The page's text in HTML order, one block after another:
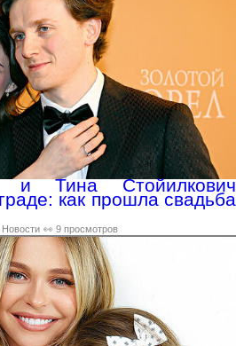
и Тина Стойилкович
как прошла свадьба
Новости 👀 9 просмотров